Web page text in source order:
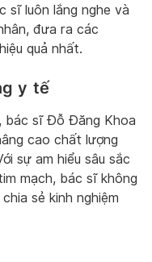
sĩ luôn lắng nghe và
đưa ra các
quả nhất.
y tế
bác sĩ Đỗ Đăng Khoa
cao chất lượng
sự am hiểu sâu sắc
mạch, bác sĩ không
sẻ kinh nghiệm